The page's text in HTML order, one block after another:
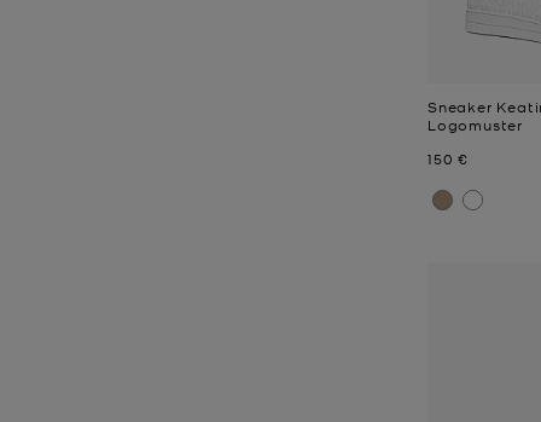
Sneaker
Logomuster
Jetzt
150 €